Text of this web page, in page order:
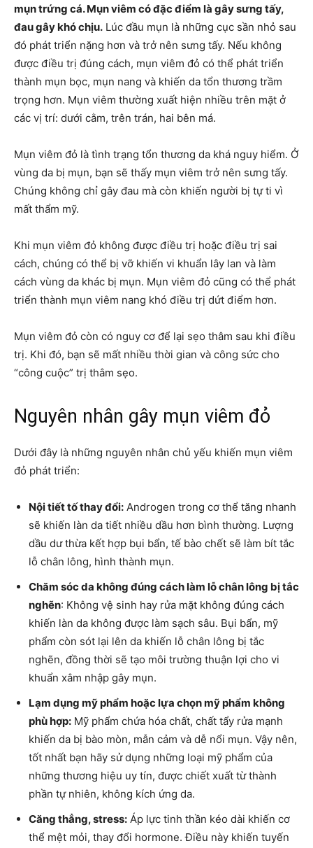
mụn trứng cá. Mụn viêm có đặc điểm là gây sưng tấy,
đau gây khó chịu. Lúc đầu mụn là những cục sần nhỏ sau
đó phát triển nặng hơn và trở nên sưng tấy. Nếu không
được điều trị đúng cách, mụn viêm đỏ có thể phát triển
thành mụn bọc, mụn nang và khiến da tổn thương trầm
trọng hơn. Mụn viêm thường xuất hiện nhiều trên mặt ở
các vị trí: dưới cằm, trên trán, hai bên má.
Mụn viêm đỏ là tình trạng tổn thương da khá nguy hiểm. Ở
vùng da bị mụn, bạn sẽ thấy mụn viêm trở nên sưng tấy.
Chúng không chỉ gây đau mà còn khiến người bị tự ti vì
mất thẩm mỹ.
Khi mụn viêm đỏ không được điều trị hoặc điều trị sai
cách, chúng có thể bị vỡ khiến vi khuẩn lây lan và làm
cách vùng da khác bị mụn. Mụn viêm đỏ cũng có thể phát
triển thành mụn viêm nang khó điều trị dứt điểm hơn.
Mụn viêm đỏ còn có nguy cơ để lại sẹo thâm sau khi điều
trị. Khi đó, bạn sẽ mất nhiều thời gian và công sức cho
“công cuộc” trị thâm sẹo.
Nguyên nhân gây mụn viêm đỏ
Dưới đây là những nguyên nhân chủ yếu khiến mụn viêm
đỏ phát triển:
Nội tiết tố thay đổi: Androgen trong cơ thể tăng nhanh
sẽ khiến làn da tiết nhiều dầu hơn bình thường. Lượng
dầu dư thừa kết hợp bụi bẩn, tế bào chết sẽ làm bít tắc
lỗ chân lông, hình thành mụn.
Chăm sóc da không đúng cách làm lỗ chân lông bị tắc
nghẽn: Không vệ sinh hay rửa mặt không đúng cách
khiến làn da không được làm sạch sâu. Bụi bẩn, mỹ
phẩm còn sót lại lên da khiến lỗ chân lông bị tắc
nghẽn, đồng thời sẽ tạo môi trường thuận lợi cho vi
khuẩn xâm nhập gây mụn.
Lạm dụng mỹ phẩm hoặc lựa chọn mỹ phẩm không
phù hợp: Mỹ phẩm chứa hóa chất, chất tẩy rửa mạnh
khiến da bị bào mòn, mẫn cảm và dễ nổi mụn. Vậy nên,
tốt nhất bạn hãy sử dụng những loại mỹ phẩm của
những thương hiệu uy tín, được chiết xuất từ thành
phần tự nhiên, không kích ứng da.
Căng thẳng, stress: Áp lực tinh thần kéo dài khiến cơ
thể mệt mỏi, thay đổi hormone. Điều này khiến tuyến